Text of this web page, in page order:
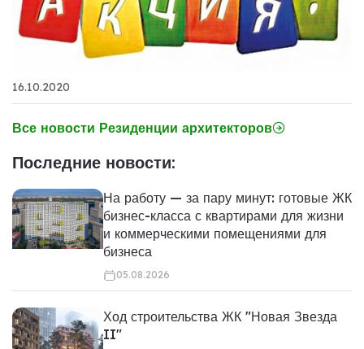
16.10.2020
Все новости Резиденции архитекторов
Последние новости:
На работу — за пару минут: готовые ЖК
бизнес-класса с квартирами для жизни
и коммерческими помещениями для
бизнеса
05.08.2026
Ход строительства ЖК "Новая Звезда
II"